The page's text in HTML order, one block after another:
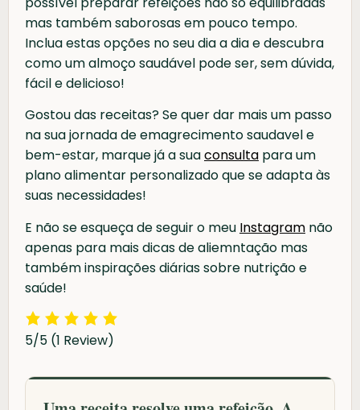
mas também saborosas em pouco tempo.
Inclua estas opções no seu dia a dia e descubra
como um almoço saudável pode ser, sem dúvida,
fácil e delicioso!
Gostou das receitas? Se quer dar mais um passo
na sua jornada de emagrecimento saudavel e
bem-estar, marque já a suaconsulta para um
plano alimentar personalizado que se adapta às
suas necessidades!
E não se esqueça de seguir o meu Instagram não
apenas para mais dicas de aliemntação mas
também inspirações diárias sobre nutrição e
saúde!
5/5 (1 Review)